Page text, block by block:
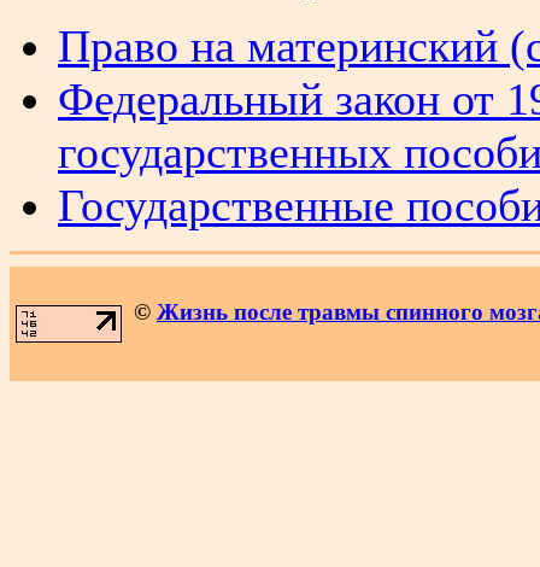
Право на материнский
Федеральный закон от
государственных
Государственные
© Жизнь после травмы спинного